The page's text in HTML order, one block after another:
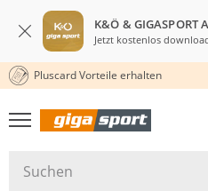
K&Ö & GIGASPORT
Jetzt kostenlos
30 TAGE
Pluscard Vorteile erhalten
GIGASTYLE
FAHRRAD­